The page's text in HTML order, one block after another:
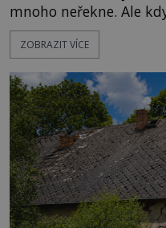
mnoho neřekne. Ale
Disneyland, je hned jasno. Zábavní park
poklidném místě
kolem 17 000 000
velká snaha to utajit,
ZOBRAZIT VÍCE